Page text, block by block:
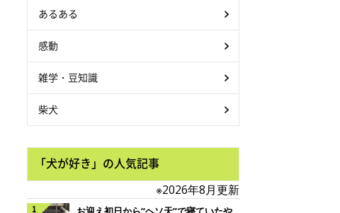
あるある
感動
雑学・豆知識
柴犬
「犬が好き」の人気記事
※2026年8月更新